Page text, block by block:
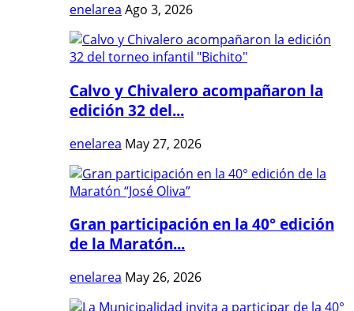
enelarea Ago 3, 2026
Calvo y Chivalero acompañaron la
edición 32 del...
enelarea May 27, 2026
Gran participación en la 40° edición
de la Maratón...
enelarea May 26, 2026